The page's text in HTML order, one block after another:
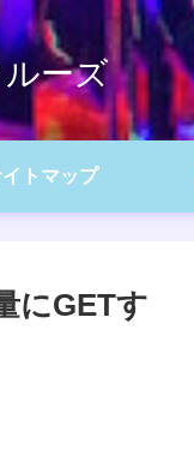
ーズ
トマップ
にGETす